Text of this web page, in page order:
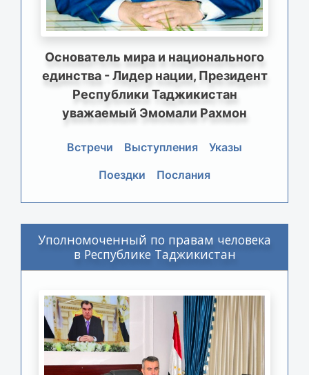
Основатель мира и национального
единства - Лидер нации, Президент
Республики Таджикистан
уважаемый Эмомали Рахмон
Встречи Выступления
Указы
Поездки
Послания
Уполномоченный по правам человека
в Республике Таджикистан